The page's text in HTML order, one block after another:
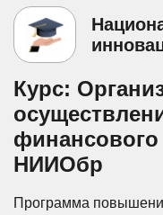
Курс:
финансового
НИИОбр
Программа